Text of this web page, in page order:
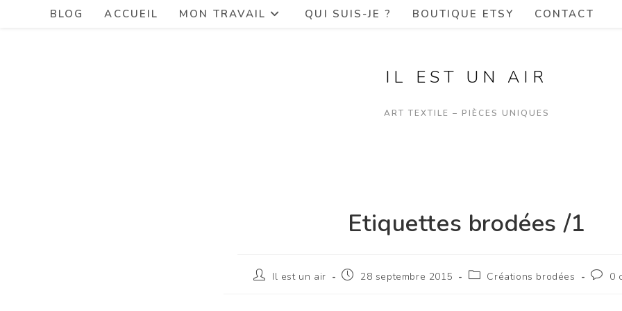
BLOG ACCUEIL MON TRAVAIL QUI SUIS-JE ? BOUTIQUE ETSY CONTACT
IL EST UN AIR
ART TEXTILE – PIÈCES UNIQUES
Etiquettes brodées /1
Il est un air 28 septembre 2015 Créations brodées 0